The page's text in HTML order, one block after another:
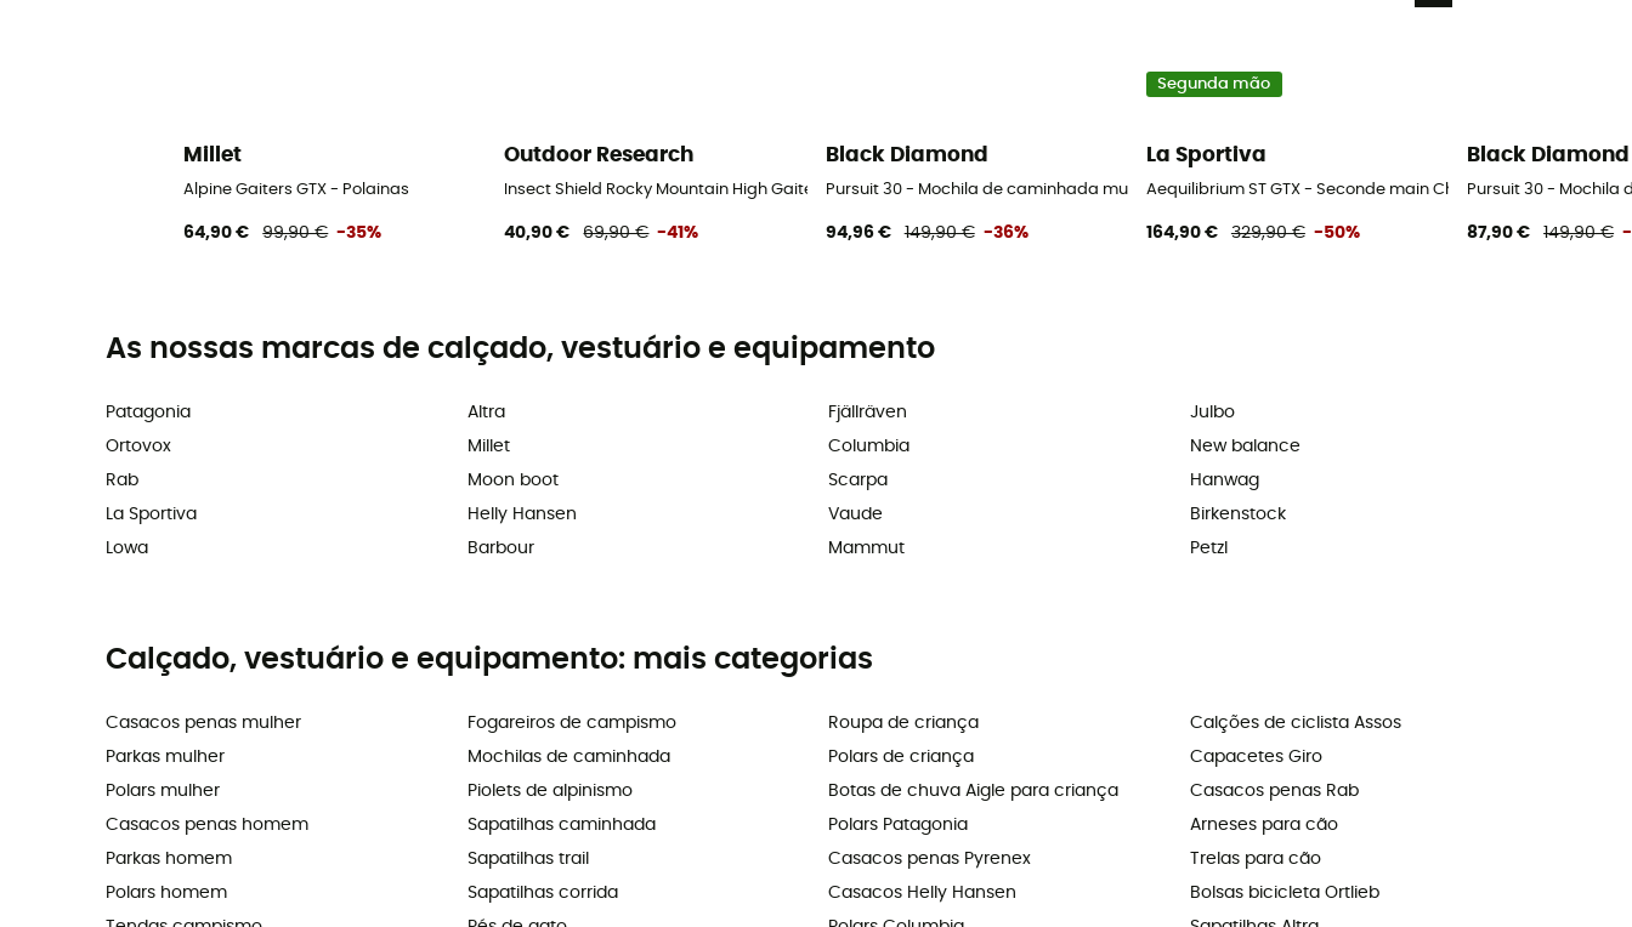
Millet
Alpine Gaiters GTX - Polainas
64,90 € 99,90 € -35%
Outdoor Research
Insect Shield Rocky Mountain High Gaiters - Polainas
40,90 € 69,90 € -41%
Black Diamond
Pursuit 30 - Mochila de caminhada mulher
94,96 € 149,90 € -36%
Segunda mão
La Sportiva
Aequilibrium ST GTX - Seconde main Chaussures alpinisme
164,90 € 329,90 € -50%
Black Diamond
Pursuit 30 - Mochila
87,90 € 149,90 € -
As nossas marcas de calçado, vestuário e equipamento
Patagonia
Ortovox
Rab
La Sportiva
Lowa
Altra
Millet
Moon boot
Helly Hansen
Barbour
Fjällräven
Columbia
Scarpa
Vaude
Mammut
Julbo
New balance
Hanwag
Birkenstock
Petzl
Calçado, vestuário e equipamento: mais categorias
Casacos penas mulher
Parkas mulher
Polars mulher
Casacos penas homem
Parkas homem
Polars homem
Fogareiros de campismo
Mochilas de caminhada
Piolets de alpinismo
Sapatilhas caminhada
Sapatilhas trail
Sapatilhas corrida
Roupa de criança
Polars de criança
Botas de chuva Aigle para criança
Polars Patagonia
Casacos penas Pyrenex
Casacos Helly Hansen
Calções de ciclista Assos
Capacetes Giro
Casacos penas Rab
Arneses para cão
Trelas para cão
Bolsas bicicleta Ortlieb